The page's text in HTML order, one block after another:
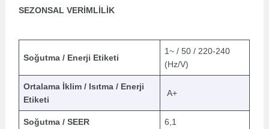
SEZONSAL VERİMLİLİK
Soğutma / Enerji Etiketi
1~ / 50 / 220-240
(Hz/V)
Ortalama İklim / Isıtma / Enerji
Etiketi
A+
Soğutma / SEER 6,1